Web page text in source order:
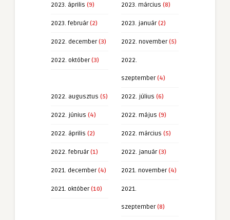
2023. április (9) 2023. március (8)
2023. február(2) 2023. január(2)
2022. december(3) 2022. november(5)
2022. október(3) 2022.
szeptember(4)
2022. augusztus (5) 2022. július (6)
2022. június (4) 2022. május (9)
2022. április (2) 2022. március (5)
2022. február(1) 2022. január(3)
2021. december(4) 2021. november(4)
2021. október(10) 2021.
szeptember(8)